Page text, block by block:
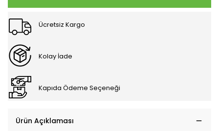
Ücretsiz Kargo
Kolay İade
Kapıda Ödeme Seçeneği
Ürün Açıklaması